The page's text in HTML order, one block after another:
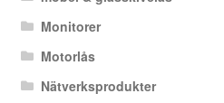
Monitorer
Motorlås
Nätverksprodukter